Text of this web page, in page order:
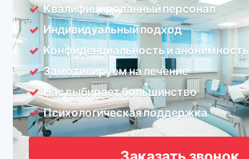
Квалифицированный персонал
Индивидуальный подход
Конфиденциальность и анонимность
Замотивируем на лечение
Нас выбирает большинство
Психологическая поддержка